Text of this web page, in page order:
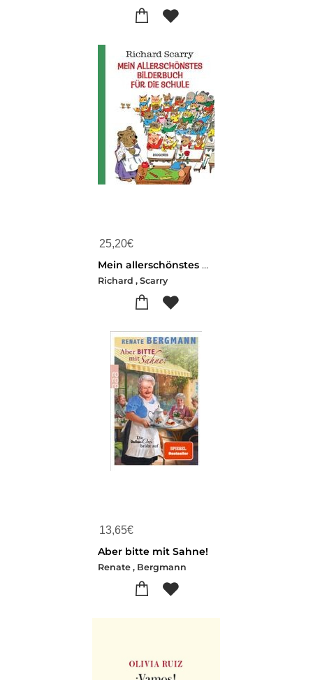
25,20€
Mein allerschönstes Bilderbuch für die Schule
Richard , Scarry
13,65€
Aber bitte mit Sahne!
Renate , Bergmann